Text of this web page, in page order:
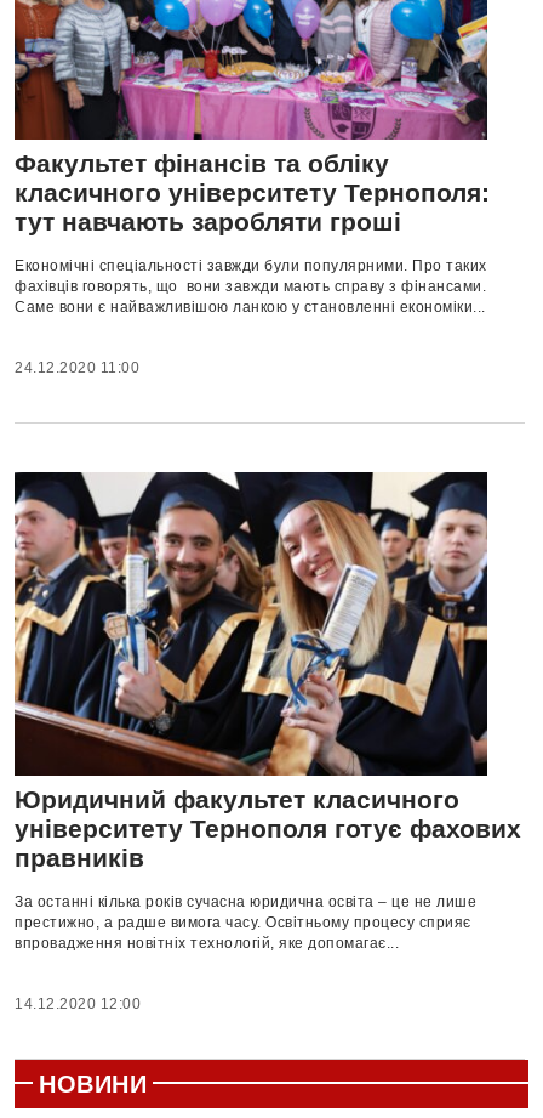
Факультет фінансів та обліку
класичного університету Тернополя:
тут навчають заробляти гроші
Економічні спеціальності завжди були популярними. Про таких
фахівців говорять, що вони завжди мають справу з фінансами.
Саме вони є найважливішою ланкою у становленні економіки...
24.12.2020 11:00
Юридичний факультет класичного
університету Тернополя готує фахових
правників
За останні кілька років сучасна юридична освіта – це не лише
престижно, а радше вимога часу. Освітньому процесу сприяє
впровадження новітніх технологій, яке допомагає...
14.12.2020 12:00
НОВИНИ